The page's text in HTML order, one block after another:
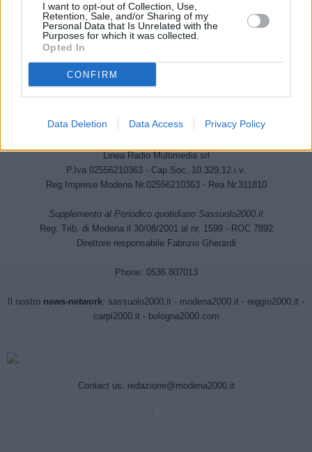
I want to opt-out of Collection, Use,
Retention, Sale, and/or Sharing of my
Personal Data that Is Unrelated with the
Purposes for which it was collected.
Opted In
CONFIRM
Data Deletion Data Access Privacy Policy
Linea Radio Multimedia srl
P.Iva 02556210363 - Cap.Soc. 10.329,12 i.v.
Reg.Imprese Modena Nr.02556210363 - Rea Nr.311810
Supplemento al Periodico quotidiano Sassuolo2000.it
Reg. Trib. di Modena il 30/08/2001 al nr. 1599 - ROC 7892
Direttore responsabile Fabrizio Gherardi
Phone: 0536.807013
Il nostro news-network: sassuolo2000.it - modena2000.it - reggio2000.it -
carpi2000.it- bologna2000.com
Contact us: redazione@modena2000.it